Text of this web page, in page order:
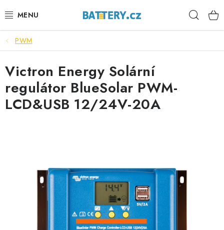
na
VÝHODNÉ SETY
SLUŽBY
AUTOBATERIE
STANIČNÍ BATERIE
BATERIOVÉ BOXY
POWERBANKY
PWM
Victron Energy Solární
regulátor BlueSolar PWM-
LCD&USB 12/24V-20A